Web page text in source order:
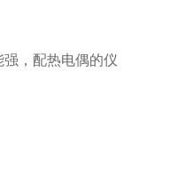
，配热电偶的仪